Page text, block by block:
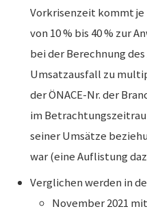
Vorkrisenzeit kommt je
von 10 % bis 40 % zur
bei der Berechnung
Umsatzausfall zu
der ÖNACE-Nr. der
im
seiner Umsätze
war (eine Auflistung
Verglichen werden in
November 2021